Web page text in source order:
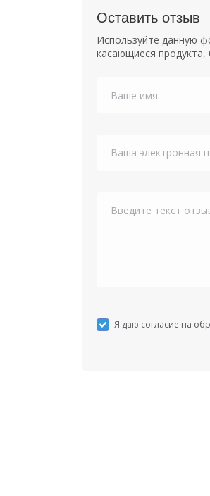
Оставить отзыв
Используйте данную
касающиеся продукта,
Я даю согласие на